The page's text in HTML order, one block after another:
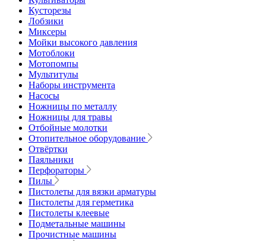
Кусторезы
Лобзики
Миксеры
Мойки высокого давления
Мотоблоки
Мотопомпы
Мультитулы
Наборы инструмента
Насосы
Ножницы по металлу
Ножницы для травы
Отбойные молотки
Отопительное оборудование
Отвёртки
Паяльники
Перфораторы
Пилы
Пистолеты для вязки арматуры
Пистолеты для герметика
Пистолеты клеевые
Подметальные машины
Прочистные машины